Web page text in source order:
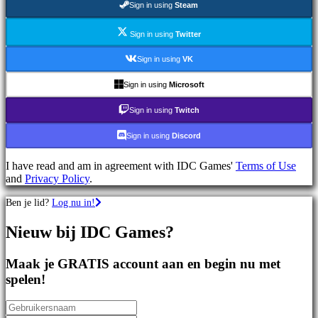
Sportspellen
Racing
Casual
Indie
Simulation
Puzzle
games
Fighting
games
Demo's
Gemeenschap
Gameplay
In-
game
evenementen
Sign in using Steam
Sign in using Twitter
Sign in using VK
Sign in using Microsoft
Sign in using Twitch
Sign in using Discord
I have read and am in agreement with IDC Games' Terms of Use
and Privacy Policy.
Ben je lid? Log nu in!
Nieuw bij IDC Games?
Maak je GRATIS account aan en begin nu met
spelen!